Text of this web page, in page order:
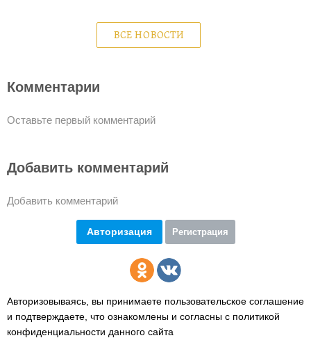
ВСЕ НОВОСТИ
Комментарии
Оставьте первый комментарий
Добавить комментарий
Добавить комментарий
Авторизация Регистрация
Авторизовываясь, вы принимаете пользовательское соглашение
и подтверждаете, что ознакомлены и согласны с политикой
конфиденциальности данного сайта